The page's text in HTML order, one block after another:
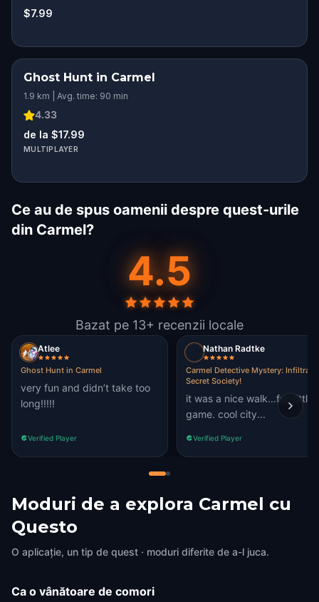
$7.99
Ghost Hunt in Carmel
1.9 km | Avg. time: 90 min
4.33
de la $17.99
MULTIPLAYER
Ce au de spus oamenii despre quest-urile
din Carmel?
4.5
Bazat pe 13+ recenzii locale
Atlee
Ghost Hunt in Carmel
very fun and didn’t take too
long!!!!!
Verified Player
Nathan Radtke
Carmel Detective Mystery: Infiltrate
Secret Society!
it was a nice walk...fun little
game. cool city...
Verified Player
Moduri de a explora Carmel cu
Questo
O aplicație, un tip de quest · moduri diferite de a-l juca.
Ca o vânătoare de comori